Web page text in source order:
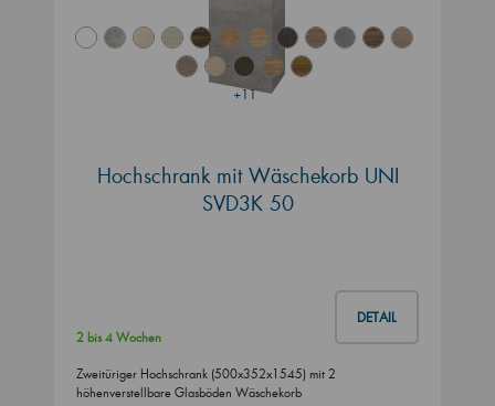
+11
Hochschrank mit Wäschekorb UNI
SVD3K 50
DETAIL
2 bis 4 Wochen
Zweitüriger Hochschrank (500x352x1545) mit 2
höhenverstellbare Glasböden Wäschekorb